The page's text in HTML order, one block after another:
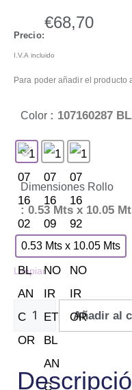
Precio:
€68,70
I.V.A incluido
Para poder añadir el producto
Color : 107160287
Dimensiones Rollo
: 0.53 Mts x 10.05
0.53 Mts x 10.05 Mts
Limpiar
Añadir al